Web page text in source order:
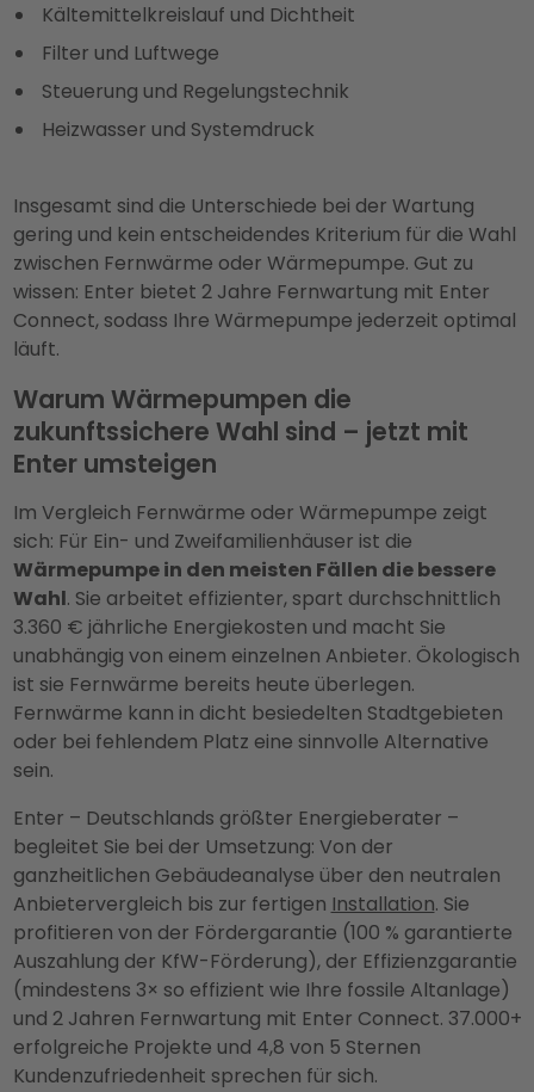
Kältemittelkreislauf und Dichtheit
Filter und Luftwege
Steuerung und Regelungstechnik
Heizwasser und Systemdruck
Insgesamt sind die Unterschiede bei der Wartung
gering und kein entscheidendes Kriterium für die Wahl
zwischen Fernwärme oder Wärmepumpe. Gut zu
wissen: Enter bietet 2 Jahre Fernwartung mit Enter
Connect, sodass Ihre Wärmepumpe jederzeit optimal
läuft.
Warum Wärmepumpen die
zukunftssichere Wahl sind – jetzt mit
Enter umsteigen
Im Vergleich Fernwärme oder Wärmepumpe zeigt
sich: Für Ein- und Zweifamilienhäuser ist die
Wärmepumpe in den meisten Fällen die bessere
Wahl. Sie arbeitet effizienter, spart durchschnittlich
3.360 € jährliche Energiekosten und macht Sie
unabhängig von einem einzelnen Anbieter. Ökologisch
ist sie Fernwärme bereits heute überlegen.
Fernwärme kann in dicht besiedelten Stadtgebieten
oder bei fehlendem Platz eine sinnvolle Alternative
sein.
Enter – Deutschlands größter Energieberater –
begleitet Sie bei der Umsetzung: Von der
ganzheitlichen Gebäudeanalyse über den neutralen
Anbietervergleich bis zur fertigen Installation. Sie
profitieren von der Fördergarantie (100 % garantierte
Auszahlung der KfW-Förderung), der Effizienzgarantie
(mindestens 3× so effizient wie Ihre fossile Altanlage)
und 2 Jahren Fernwartung mit Enter Connect. 37.000+
erfolgreiche Projekte und 4,8 von 5 Sternen
Kundenzufriedenheit sprechen für sich.